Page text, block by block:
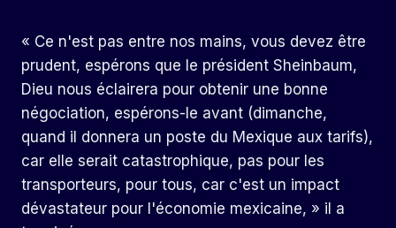
« Ce n'est pas entre nos mains, vous devez être
prudent, espérons que le président Sheinbaum,
Dieu nous éclairera pour obtenir une bonne
négociation, espérons-le avant (dimanche,
quand il donnera un poste du Mexique aux tarifs),
car elle serait catastrophique, pas pour les
transporteurs, pour tous, car c'est un impact
dévastateur pour l'économie mexicaine, » il a